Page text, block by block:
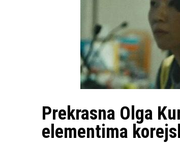
Prekrasna Olga
elementima